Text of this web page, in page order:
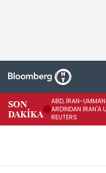
SON
DAKİKA
ABD, İRAN-
ARDINDAN İRAN'A
REUTERS